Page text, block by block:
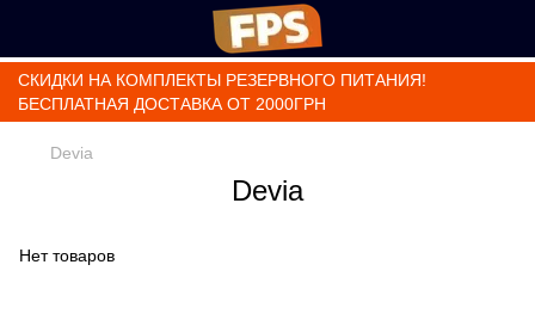
СКИДКИ НА КОМПЛЕКТЫ РЕЗЕРВНОГО ПИТАНИЯ!
БЕСПЛАТНАЯ ДОСТАВКА ОТ 2000ГРН
Devia
Devia
Нет товаров